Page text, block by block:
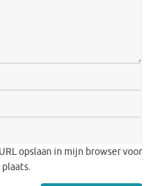
opslaan in mijn browser voor